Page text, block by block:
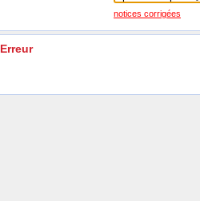
notices corrigées
Erreur